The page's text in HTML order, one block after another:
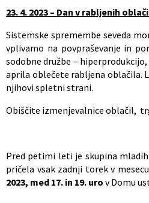
23. 4. 2023 – Dan v rabljenih
Sistemske spremembe seveda
vplivamo na povpraševanje in
sodobne družbe –
aprila oblečete rabljena oblačila.
njihovi spletni strani.
Obiščite izmenjevalnice oblačil,
Pred petimi leti je skupina
pričela vsak zadnji torek v
2023, med 17. in 19. uro v Domu